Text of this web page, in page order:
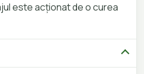
este acționat de o curea